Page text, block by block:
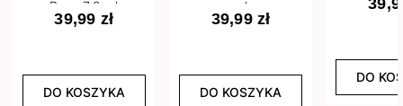
Base 7,2 ml
39,99 zł
DO KOSZYKA
ml
39,99 zł
DO KOSZYKA
DO